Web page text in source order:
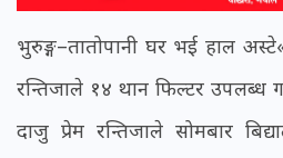
भुरुङ्ग–तातोपानी घर भई हाल
रन्तिजाले १४ थान फिल्टर उपलब्ध
दाजु प्रेम रन्तिजाले सोमबार